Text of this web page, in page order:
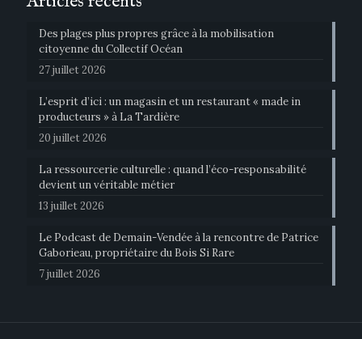
Des plages plus propres grâce à la mobilisation
citoyenne du Collectif Océan
27 juillet 2026
L’esprit d’ici : un magasin et un restaurant « made in
producteurs » à La Tardière
20 juillet 2026
La ressourcerie culturelle : quand l’éco-responsabilité
devient un véritable métier
13 juillet 2026
Le Podcast de Demain-Vendée à la rencontre de Patrice
Gaborieau, propriétaire du Bois Si Rare
7 juillet 2026